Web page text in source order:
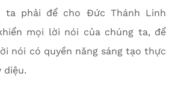
ta phải để cho Đức Thánh Linh
mọi lời nói của chúng ta, để
nói có quyền năng sáng tạo thực
diệu.